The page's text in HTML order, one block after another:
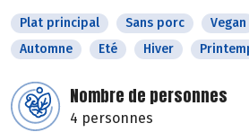
Plat principal Sans porc Vegan
Automne
Eté Hiver
Nombre de personnes
4 personnes